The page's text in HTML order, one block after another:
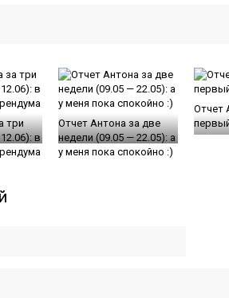
три
в
Отчет Антона за две
недели (09.05 — 22.05): а
у меня пока спокойно :)
Отчет